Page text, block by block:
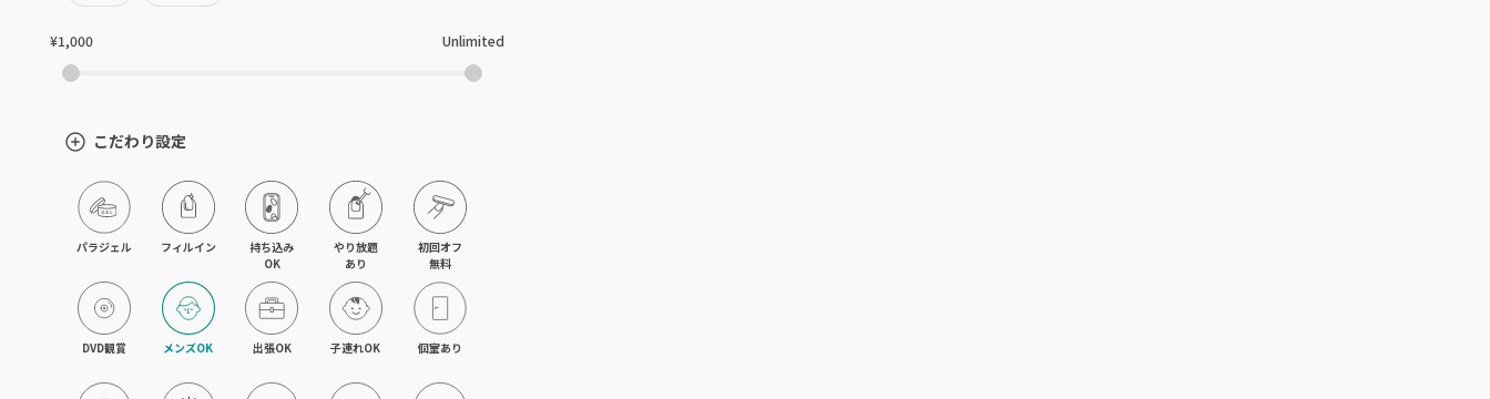
所沢・小手指
飯能・東飯能
春日部・岩槻
熊谷・行田
坂戸・若葉・鶴ヶ島
上尾・桶川・鴻巣
¥1,000 Unlimited
こだわり設定
パラジェル フィルイン
持ち込み
OK
やり放題
あり
初回オフ
無料
DVD観賞 メンズOK 出張OK 子連れOK 個室あり